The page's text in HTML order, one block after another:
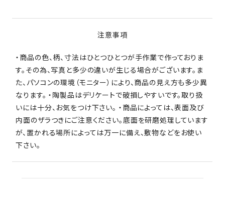
注意事項
・商品の色、柄、寸法はひとつひとつが手作業で作っておりま
す。その為、写真と多少の違いが生じる場合がございます。ま
た、パソコンの環境（モニター）により、商品の見え方も多少異
なります。 ・陶製品はデリケートで破損しやすいです。取り扱
いには十分、お気をつけ下さい。 ・商品によっては、表面及び
内面のザラつきにご注意ください。底面を研磨処理しています
が、置かれる場所によっては万一に備え、敷物などをお使い
下さい。